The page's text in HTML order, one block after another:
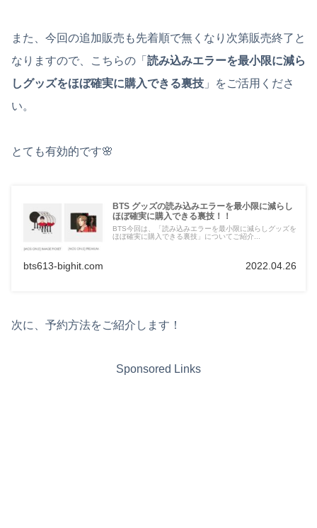
また、今回の追加販売も先着順で無くなり次第販売終了と
なりますので、こちらの「 読み込みエラーを最小限に減ら
しグッズをほぼ確実に購入できる裏技 」をご活用くださ
い。
とても有効的です🌸
BTS グッズの読み込みエラーを最小限に減らし
ほぼ確実に購入できる裏技！！
BTS今回は、「読み込みエラーを最小限に減らしグッズを
ほぼ確実に購入できる裏技」についてご紹介...
bts613-bighit.com 2022.04.26
次に、予約方法をご紹介します！
Sponsored Links